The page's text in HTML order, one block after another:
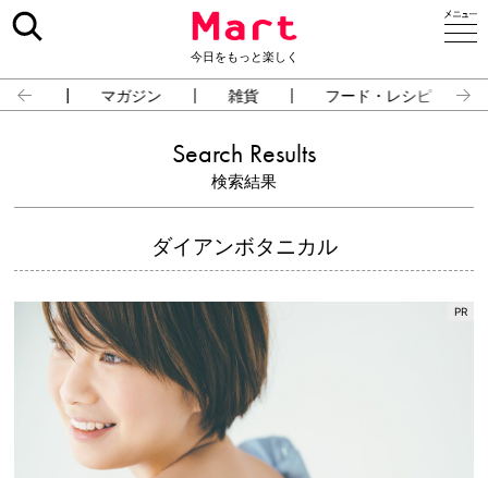
今日をもっと楽しく
占い マガジン 雑貨 フード・レシピ
Search Results
検索結果
ダイアンボタニカル